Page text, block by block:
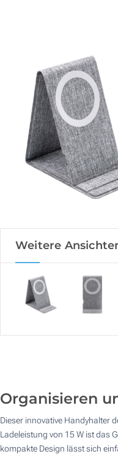
Weitere
Organisieren
Dieser innovative Handyhalter
Ladeleistung von 15 W ist das
kompakte Design lässt sich